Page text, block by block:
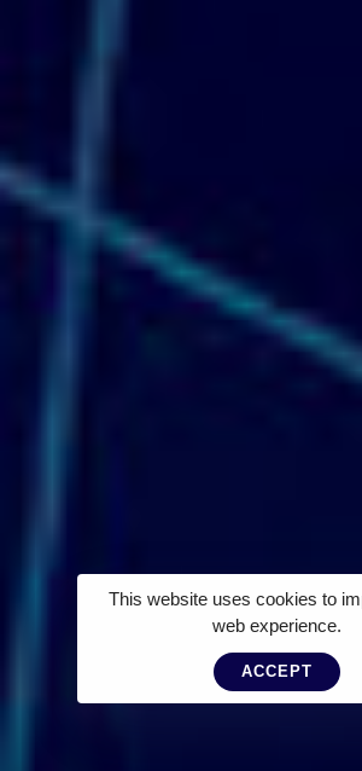
This website uses cookies to
web experience.
ACCEPT